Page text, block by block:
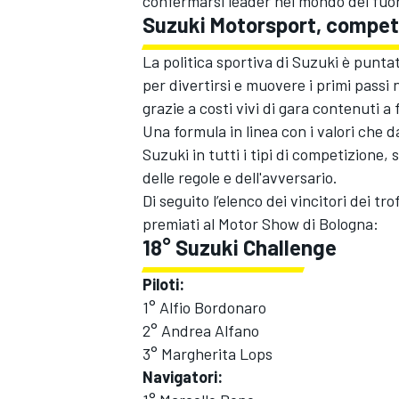
ENDURANCE/GT
Suzuki Motorsport,
La politica sportiva di Suzuki è
per divertirsi e muovere i primi passi
grazie a costi vivi di gara contenuti
Una formula in linea con i valori che
Suzuki in tutti i tipi di competizione,
delle regole e dell'avversario.
Di seguito l’elenco dei vincitori dei
premiati al Motor Show di Bologna:
18° Suzuki Challenge
Piloti:
1° Alfio Bordonaro
2° Andrea Alfano
3° Margherita Lops
Navigatori: